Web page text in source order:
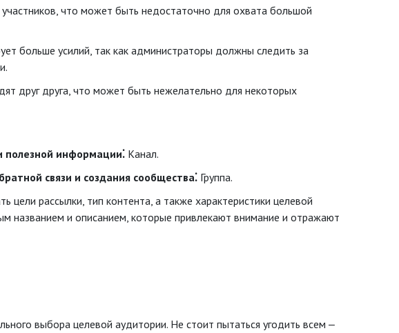
участников, что может быть недостаточно для охвата большой
больше усилий, так как администраторы должны следить за
друг друга, что может быть нежелательно для некоторых
полезной информации⁚ Канал.
связи и создания сообщества⁚ Группа.
рассылки, тип контента, а также характеристики целевой
названием и описанием, которые привлекают внимание и отражают
выбора целевой аудитории. Не стоит пытаться угодить всем ‒